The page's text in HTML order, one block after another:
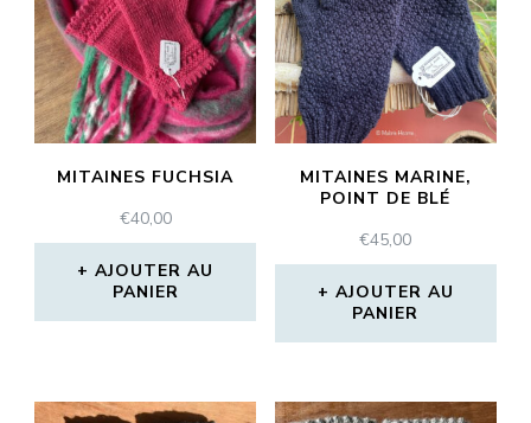
MITAINES FUCHSIA
€40,00
AJOUTER AU
PANIER
MITAINES MARINE,
POINT DE BLÉ
€45,00
AJOUTER AU
PANIER